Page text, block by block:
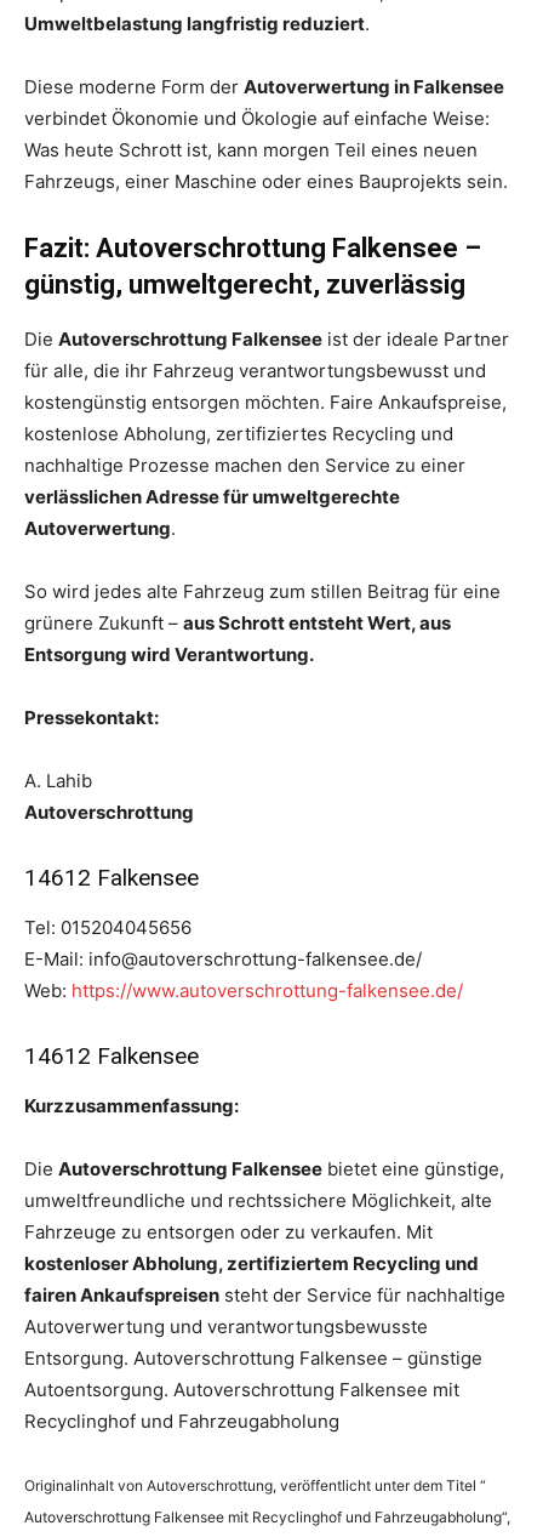
Umweltbelastung langfristig reduziert.
Diese moderne Form der Autoverwertung in Falkensee
verbindet Ökonomie und Ökologie auf einfache Weise:
Was heute Schrott ist, kann morgen Teil eines neuen
Fahrzeugs, einer Maschine oder eines Bauprojekts sein.
Fazit: Autoverschrottung Falkensee –
günstig, umweltgerecht, zuverlässig
Die Autoverschrottung Falkensee ist der ideale Partner
für alle, die ihr Fahrzeug verantwortungsbewusst und
kostengünstig entsorgen möchten. Faire Ankaufspreise,
kostenlose Abholung, zertifiziertes Recycling und
nachhaltige Prozesse machen den Service zu einer
verlässlichen Adresse für umweltgerechte
Autoverwertung.
So wird jedes alte Fahrzeug zum stillen Beitrag für eine
grünere Zukunft – aus Schrott entsteht Wert, aus
Entsorgung wird Verantwortung.
Pressekontakt:
A. Lahib
Autoverschrottung
14612 Falkensee
Tel: 015204045656
E-Mail: info@autoverschrottung-falkensee.de/
Web: https://www.autoverschrottung-falkensee.de/
14612 Falkensee
Kurzzusammenfassung:
Die Autoverschrottung Falkensee bietet eine günstige,
umweltfreundliche und rechtssichere Möglichkeit, alte
Fahrzeuge zu entsorgen oder zu verkaufen. Mit
kostenloser Abholung, zertifiziertem Recycling und
fairen Ankaufspreisen steht der Service für nachhaltige
Autoverwertung und verantwortungsbewusste
Entsorgung. Autoverschrottung Falkensee – günstige
Autoentsorgung. Autoverschrottung Falkensee mit
Recyclinghof und Fahrzeugabholung
Originalinhalt von Autoverschrottung, veröffentlicht unter dem Titel “
Autoverschrottung Falkensee mit Recyclinghof und Fahrzeugabholung“,